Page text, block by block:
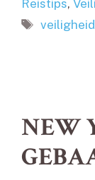
Reistips,
Tags
veiligheid
NEW